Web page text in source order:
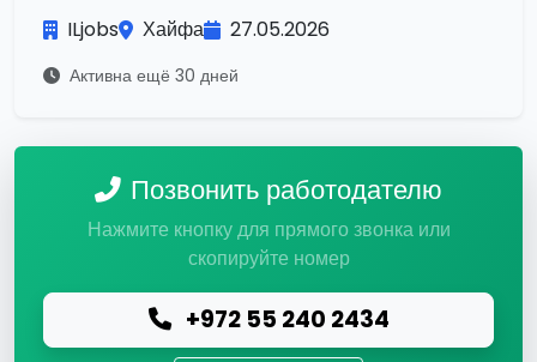
ILjobs Хайфа 27.05.2026
Активна ещё 30 дней
Позвонить работодателю
Нажмите кнопку для прямого звонка или
скопируйте номер
+972 55 240 2434